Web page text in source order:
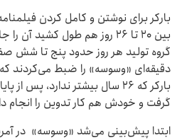
بارکر برای نوشتن و کامل کردن
بین ۲۰ تا ۲۶ روز هم طول
دقیقه‌ای «وسوسه» را ضبط می‌کردند
بارکر که ۲۶ سال بیشتر ندارد،
گرفت و خودش هم کار تدوین را انجام
ابتدا پیش‌بینی می‌شد «وسوسه» در